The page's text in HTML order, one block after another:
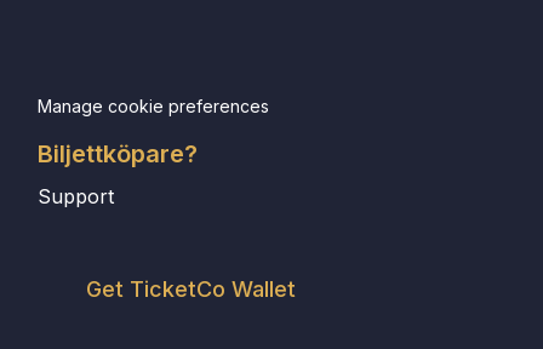
Manage cookie preferences
Biljettköpare?
Support
Get TicketCo Wallet